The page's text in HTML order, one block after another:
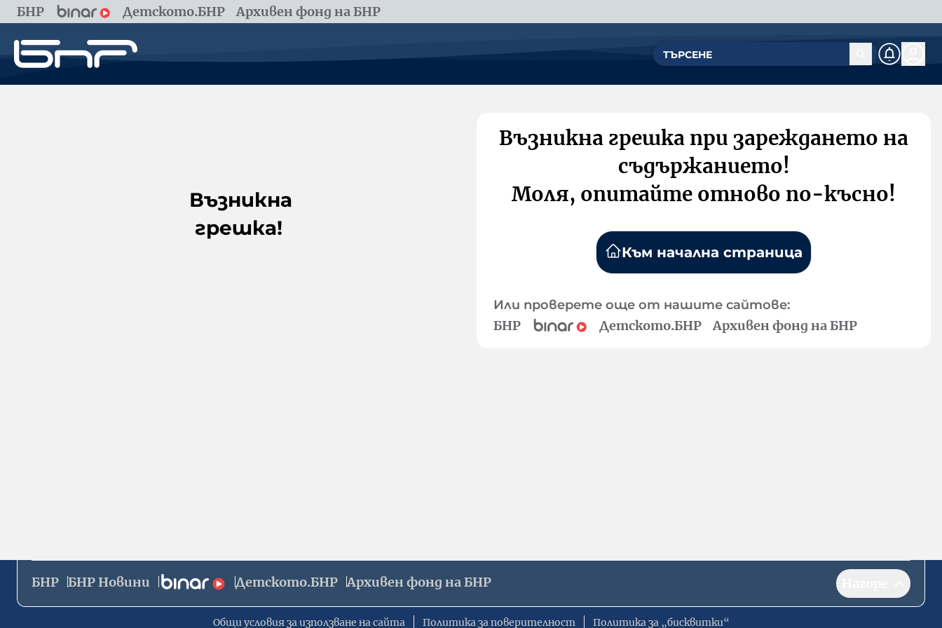
БНР Детското.БНР Архивен фонд на БНР
Възникна
грешка!
Възникна грешка при зареждането на
съдържанието!
Моля, опитайте отново по-късно!
Към начална страница
Или проверете още от нашите сайтове:
БНР Детското.БНР Архивен фонд на БНР
БНР БНР Новини Детското.БНР Архивен фонд на БНР
Общи условия за използване на сайта Политика за поверителност Политика за „бисквитки“